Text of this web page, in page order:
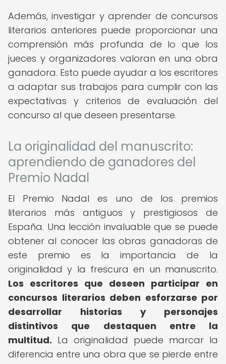
Además, investigar y aprender de concursos
literarios anteriores puede proporcionar una
comprensión más profunda de lo que los
jueces y organizadores valoran en una obra
ganadora. Esto puede ayudar a los escritores
a adaptar sus trabajos para cumplir con las
expectativas y criterios de evaluación del
concurso al que deseen presentarse.
La originalidad del manuscrito:
aprendiendo de ganadores del
Premio Nadal
El Premio Nadal es uno de los premios
literarios más antiguos y prestigiosos de
España. Una lección invaluable que se puede
obtener al conocer las obras ganadoras de
este premio es la importancia de la
originalidad y la frescura en un manuscrito.
Los escritores que deseen participar en
concursos literarios deben esforzarse por
desarrollar historias y personajes
distintivos que destaquen entre la
multitud. La originalidad puede marcar la
diferencia entre una obra que se pierde entre